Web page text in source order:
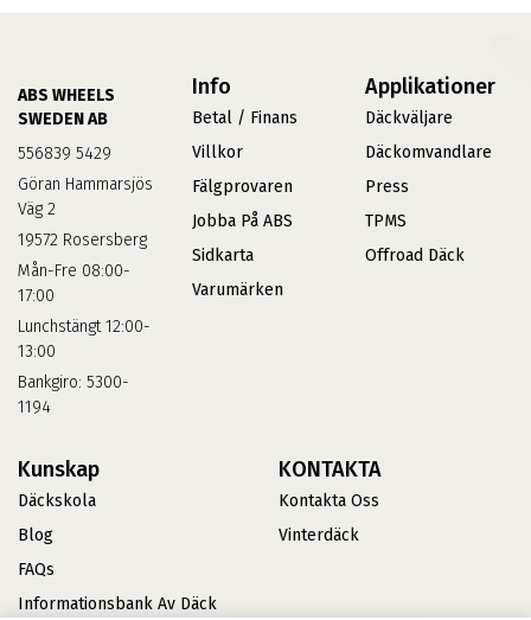
ABS WHEELS
SWEDEN AB
556839 5429
Göran Hammarsjös
Väg 2
19572 Rosersberg
Mån-Fre 08:00-
17:00
Lunchstängt 12:00-
13:00
Bankgiro: 5300-
1194
Info
Betal / Finans
Villkor
Fälgprovaren
Jobba På ABS
Sidkarta
Varumärken
Applikationer
Däckväljare
Däckomvandlare
Press
TPMS
Offroad Däck
Kunskap
Däckskola
Blog
FAQs
Informationsbank Av Däck
KONTAKTA
Kontakta Oss
Vinterdäck